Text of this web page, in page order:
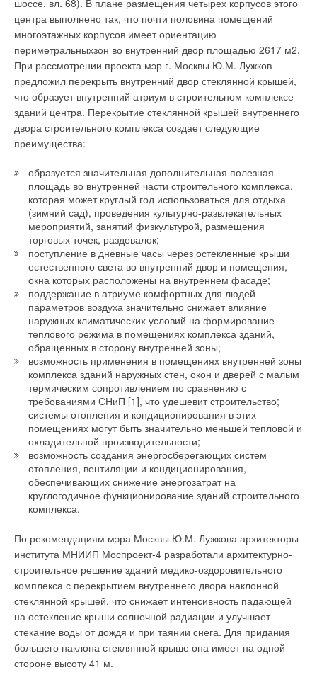
шоссе, вл. 68). В плане размещения четырех корпусов этого
центра выполнено так, что почти половина помещений
многоэтажных корпусов имеет ориентацию
периметральныхзон во внутренний двор площадью 2617 м2.
При рассмотрении проекта мэр г. Москвы Ю.М. Лужков
предложил перекрыть внутренний двор стеклянной крышей,
что образует внутренний атриум в строительном комплексе
зданий центра. Перекрытие стеклянной крышей внутреннего
двора строительного комплекса создает следующие
преимущества:
образуется значительная дополнительная полезная
площадь во внутренней части строительного комплекса,
которая может круглый год использоваться для отдыха
(зимний сад), проведения культурно-развлекательных
мероприятий, занятий физкультурой, размещения
торговых точек, раздевалок;
поступление в дневные часы через остекленные крыши
естественного света во внутренний двор и помещения,
окна которых расположены на внутреннем фасаде;
поддержание в атриуме комфортных для людей
параметров воздуха значительно снижает влияние
наружных климатических условий на формирование
теплового режима в помещениях комплекса зданий,
обращенных в сторону внутренней зоны;
возможность применения в помещениях внутренней зоны
комплекса зданий наружных стен, окон и дверей с малым
термическим сопротивлением по сравнению с
требованиями СНиП [1], что удешевит строительство;
системы отопления и кондиционирования в этих
помещениях могут быть значительно меньшей тепловой и
охладительной производительности;
возможность создания энергосберегающих систем
отопления, вентиляции и кондиционирования,
обеспечивающих снижение энергозатрат на
круглогодичное функционирование зданий строительного
комплекса.
По рекомендациям мэра Москвы Ю.М. Лужкова архитекторы
института МНИИП Моспроект-4 разработали архитектурно-
строительное решение зданий медико-оздоровительного
комплекса с перекрытием внутреннего двора наклонной
стеклянной крышей, что снижает интенсивность падающей
на остекление крыши солнечной радиации и улучшает
стекание воды от дождя и при таянии снега. Для придания
большего наклона стеклянной крыше она имеет на одной
стороне высоту 41 м.
камере испытательного комплекса ITC на работу в
экстремальных условиях и в аварийном режиме.
В таких условиях проверяется не только безопасная
работоспособность прибора, но и самые нагруженные узлы
и элементы. Также проводятся испытания на работу
теплового оборудования при нестабильном
электроснабжении, т.е. при скачках напряжения от 150 до
400 В. Требования, предъявляемые к приборам «Метеор» и
«Бархан», — не только продолжение работы и обеспечение
для окружающей среды, так и для сетиэлектропитания.
Подобные мероприятия позволяют гарантировать
производителю высокое качество и безопасность
тепловентиляторов «Метеор» и «Бархан» для потребителя.
Еще одно важное направление деятельности компании
«Купол» — формирование сети сервисных центров. Это
важный элемент для продвижения бренда и огромный
гарант безопасности для потребителя. Торгово-сервисный
центр «Купол»— одна из первых торговых сервисных
компаний на отечественном рынке, которая устанавливает
единые цены на свою продукцию по всей территории
России. Независимо от того, где вы покупаете оригинальные
запчасти, цены на них будут одинаковы. Создавая и
развивая сервисную сеть, предприятие позволяет
обеспечить максимально длительное использование наших
изделий в любых условиях.
Надежные узлы авторитетных европейских производителей,
продуманность конструкции до мелочей гарантирует, что и с
такими условиями труда наша техника справится. Основой
сети сервисных центров стали предприятия с опытом
материально-технической базой для проведения ремонта
любой сложности. На сегодняшний день выполнена задача
создания и оснащения 30 сервисных центров на территории
России. В дальнейшем ихколичество планируется увеличить
до 80. Следующий планируемый этап — работа с
сервисными центрами для приведения уровня и правил
сервисного обслуживания к единым нормам,
соответствующим фирменному стилю и концепции
предприятия.
питьевой воды на основе генератора озоно-гидроксильной
смеси
Опыт внедрения энергосберегающих мероприятий в
Удмуртской Республике
Опыт применения полипропиленовых труб в жилищном
фонде г. Ижевска
Полипропиленовые трубы PILSA — ответы на вопросы и
опыт применения
Потолки, излучающие прохладу
Российский рынок газовых проточных водонагревателей:
оценки участников
Секреты итальянских производителей
Снижение затрат при использовании новой схемы
подключения пластинчатых теплообменников в системах
ГВС
Тенденции западноевропейского рынка бытовых и
полупромышленных кондиционеров
Тепловлажностный режим помещений
Тепловые завесы НПО «ТЕПЛОМАШ»: изделия высокого
качества, востребованные рынком
Технология сборки воздуховодов на защелочном фальце
Snap Lock
Что такое чистый дом по версии AERTECNIСA?
Что хотят получать люди за свою работу кроме зарплаты?
Чугунные трубы: новое о привычном
Эффективность газоочистки и реклама
«Дакон» — техника проверенная временем и… Россией
DAB — динамично растущая компания
34322 0 0
СОК №9 | 2005
Рубрика Тэги